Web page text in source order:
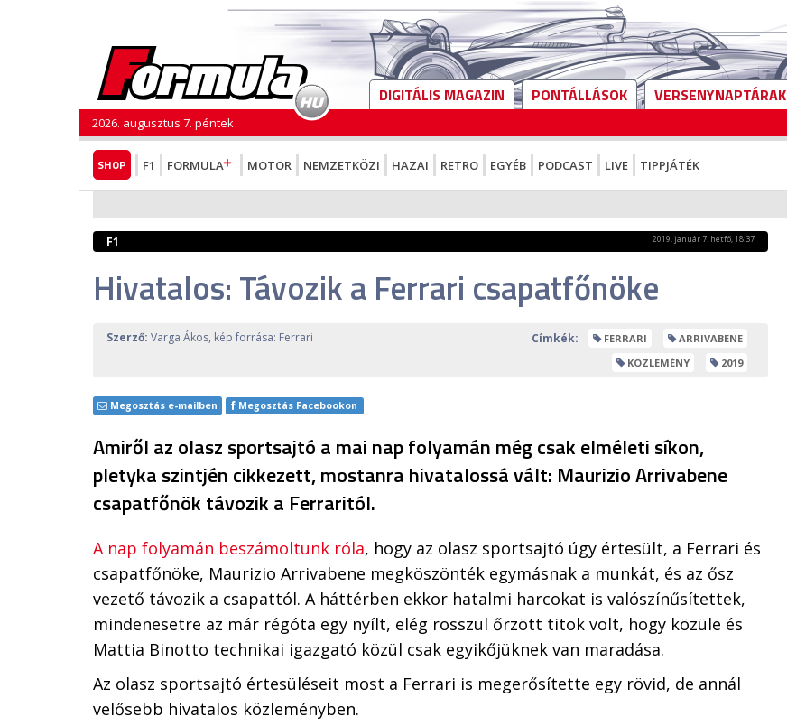
DIGITÁLIS MAGAZIN PONTÁLLÁSOK VERSENYNAPTÁRAK
2026. augusztus 7. péntek
SHOP F1 FORMULA MOTOR NEMZETKÖZI HAZAI RETRO EGYÉB PODCAST LIVE TIPPJÁTÉK
F1 2019. január 7. hétfő, 18:37
Hivatalos: Távozik a Ferrari csapatfőnöke
Szerző: Varga Ákos, kép forrása: Ferrari Címkék: FERRARI
ARRIVABENE
KÖZLEMÉNY
2019
Megosztás e-mailben Megosztás Facebookon
Amiről az olasz sportsajtó a mai nap folyamán még csak elméleti síkon,
pletyka szintjén cikkezett, mostanra hivatalossá vált: Maurizio Arrivabene
csapatfőnök távozik a Ferraritól.
A nap folyamán beszámoltunk róla, hogy az olasz sportsajtó úgy értesült, a Ferrari és
csapatfőnöke, Maurizio Arrivabene megköszönték egymásnak a munkát, és az ősz
vezető távozik a csapattól. A háttérben ekkor hatalmi harcokat is valószínűsítettek,
mindenesetre az már régóta egy nyílt, elég rosszul őrzött titok volt, hogy közüle és
Mattia Binotto technikai igazgató közül csak egyikőjüknek van maradása.
Az olasz sportsajtó értesüléseit most a Ferrari is megerősítette egy rövid, de annál
velősebb hivatalos közleményben.